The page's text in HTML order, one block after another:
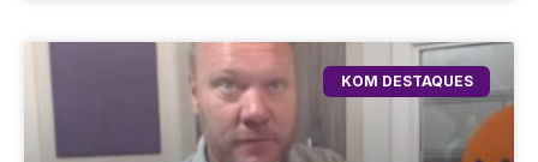
KOM DESTAQUES